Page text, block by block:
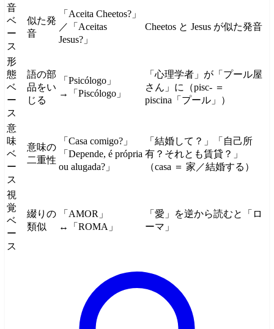
音
ベ
ー
ス
似た発
音
「Aceita Cheetos?」
／「Aceitas
Jesus?」
Cheetos と Jesus が似た発音
形
態
ベ
ー
ス
語の部
品をい
じる
「Psicólogo」
→「Piscólogo」
「心理学者」が「プール屋
さん」に（pisc- ＝
piscina「プール」）
意
味
ベ
ー
ス
意味の
二重性
「Casa comigo?」
「Depende, é própria
ou alugada?」
「結婚して？」「自己所
有？それとも賃貸？」
（casa ＝ 家／結婚する）
視
覚
ベ
ー
ス
綴りの
類似
「AMOR」
↔「ROMA」
「愛」を逆から読むと「ロ
ーマ」